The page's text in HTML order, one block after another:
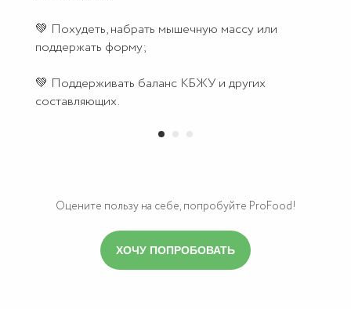
💚 Похудеть, набрать мышечную массу или
поддержать форму;
💚 Поддерживать баланс КБЖУ и других
составляющих.
Оцените пользу на себе, попробуйте ProFood!
ХОЧУ ПОПРОБОВАТЬ